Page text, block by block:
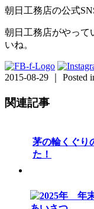
朝日工務店の公式
朝日工務店がやって
いね。
2015-08-29 ｜ Posted
関連記事
茅の輪くぐり
た！